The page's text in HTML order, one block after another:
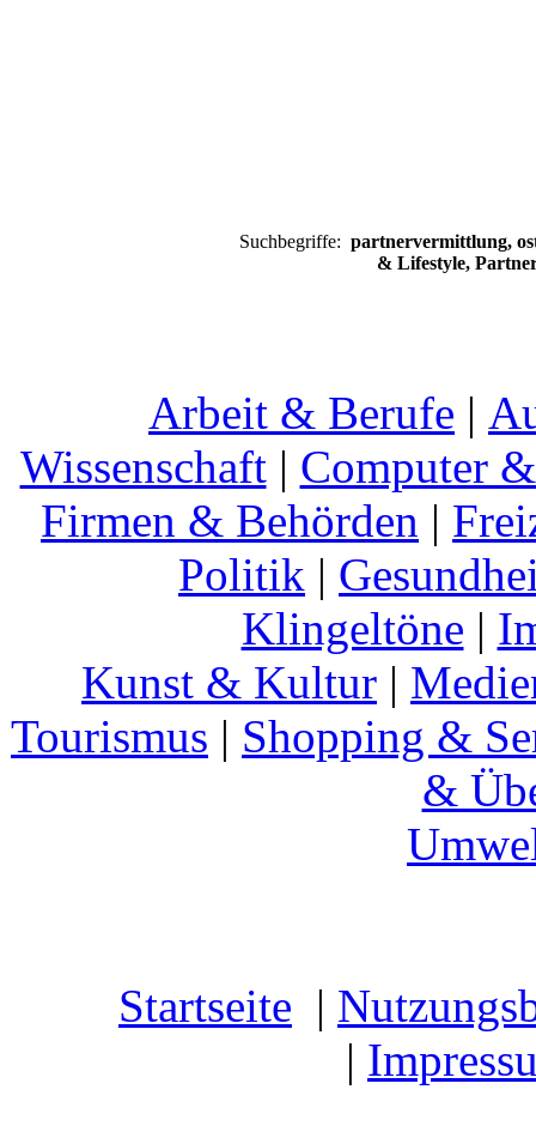
Suchbegriffe: partnervermittlung,
& Lifestyle,
Arbeit & Berufe |
Wissenschaft| Computer
Firmen & Behörden |
Politik |
Klingeltöne |
Kunst & Kultur |
Tourismus | Shopping &
&
Startseite |
|